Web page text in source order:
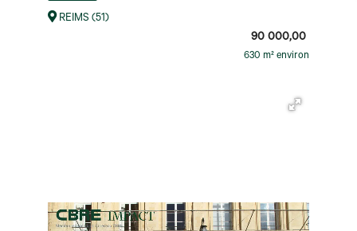
REIMS (51)
90 000,00
630 m² environ